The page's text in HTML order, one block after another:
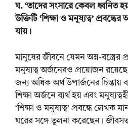
ঘ. ‘তাদের সংসারে কেবল ধ্বনিত
উক্তিটি ‘শিক্ষা ও মনুষ্যত্ব’
যায়।
মানুষের জীবনে যেমন অন্ন-
মনুষ্যত্ব অর্জনেরও প্রয়োজন
জন্য অধিক অর্থ উপার্জনের চিন্তায়
শিক্ষা অর্জনে ব্যর্থ হয় এবং
‘শিক্ষা ও মনুষ্যত্ব’ প্রবন্ধে লেখক
ঘরের সঙ্গে তুলনা করেছেন।